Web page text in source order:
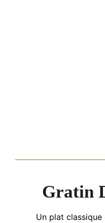
Gratin
Un plat classique